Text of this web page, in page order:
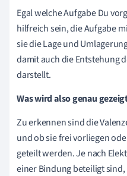
Egal welche Aufgabe Du
hilfreich sein, die Aufgabe
sie die Lage und
damit auch die Entstehung
darstellt.
Was wird also genau
Zu erkennen sind die
und ob sie frei vorliegen
geteilt werden. Je nach
einer Bindung beteiligt